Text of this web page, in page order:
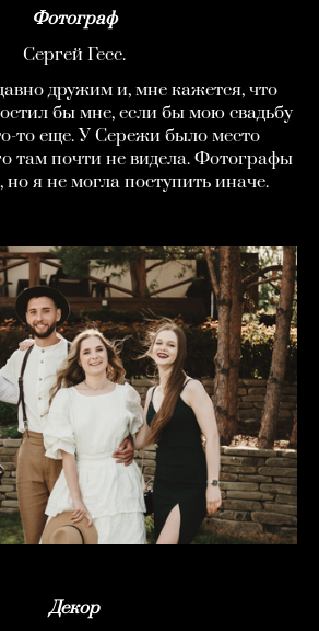
Фотограф
Сергей Гесс.
дружим и, мне кажется, что
бы мне, если бы мою свадьбу
то еще. У Сережи было место
там почти не видела. Фотографы
но я не могла поступить иначе.
Декор